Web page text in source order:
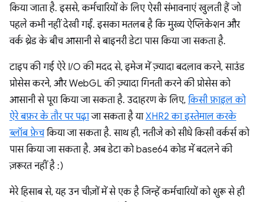
किया जाता है. इससे, कर्मचारियों के लिए ऐसी संभावनाएं खुलती हैं जो
पहले कभी नहीं देखी गईं. इसका मतलब है कि मुख्य ऐप्लिकेशन और
वर्क थ्रेड के बीच आसानी से बाइनरी डेटा पास किया जा सकता है.
टाइप की गई ऐरे I/O की मदद से, इमेज में ज़्यादा बदलाव करने, साउंड
प्रोसेस करने, और WebGL की ज़्यादा गिनती करने की प्रोसेस को
आसानी से पूरा किया जा सकता है. उदाहरण के लिए, किसी फ़ाइल को
ऐरे बफ़र के तौर पर पढ़ाजा सकता है याXHR2 का इस्तेमाल करके
ब्लॉब फ़ेचकिया जा सकता है. साथ ही, नतीजे को सीधे किसी वर्कर्स को
पास किया जा सकता है. अब डेटा को base64 कोड में बदलने की
ज़रूरत नहीं है :)
मेरे हिसाब से, यह उन चीज़ों में से एक है जिन्हें कर्मचारियों को शुरू से ही